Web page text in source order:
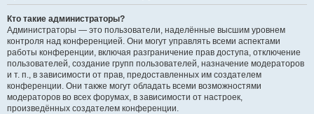
Кто такие администраторы?
Администраторы — это пользователи, наделённые высшим уровнем
контроля над конференцией. Они могут управлять всеми аспектами
работы конференции, включая разграничение прав доступа, отключение
пользователей, создание групп пользователей, назначение модераторов
и т. п., в зависимости от прав, предоставленных им создателем
конференции. Они также могут обладать всеми возможностями
модераторов во всех форумах, в зависимости от настроек,
произведённых создателем конференции.